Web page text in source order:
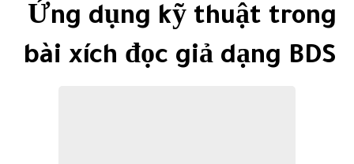
Ứng dụng kỹ thuật trong
bài xích đọc giả dạng BDS